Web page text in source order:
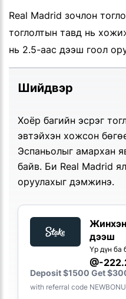
Real Madrid зочлон
тоглолтын тавд нь
нь 2.5-аас дээш гоол
Шийдвэр
Хоёр багийн эсрэг
эвтэйхэн хожсон
Эспаньолыг амархан
байв. Би Real Madrid
оруулахыг дэмжинэ.
дээш
Үр дүн ба
@-
Deposit $1500 Get
with referral code